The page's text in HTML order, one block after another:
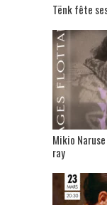
Tënk fête
Mikio
ray